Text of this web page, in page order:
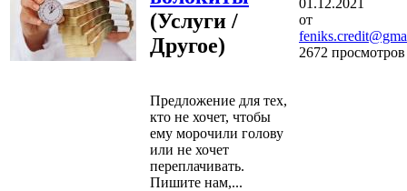
(Услуги /
Другое)
Предложение для тех,
кто не хочет, чтобы
ему морочили голову
или не хочет
переплачивать.
Пишите нам,...
от
2672 просмотров